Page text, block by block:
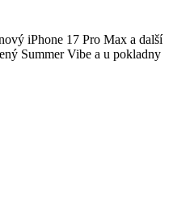
iPhone 17 Pro Max a další
Summer Vibe a u pokladny